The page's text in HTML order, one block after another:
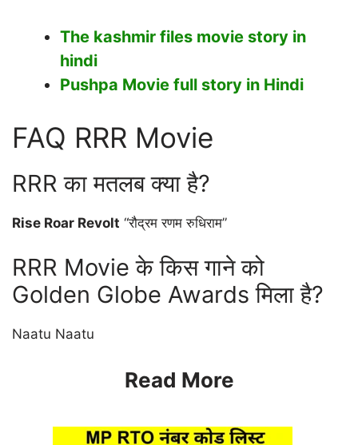
The kashmir files movie story in
hindi
Pushpa Movie full story in Hindi
FAQ RRR Movie
RRR का मतलब क्या है?
Rise Roar Revolt “रौद्रम रणम रुधिराम”
RRR Movie के किस गाने को
Golden Globe Awards मिला है?
Naatu Naatu
Read More